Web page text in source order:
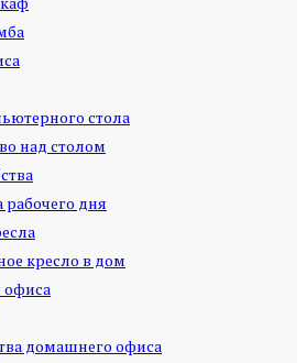
стола
над столом
дня
кресло в дом
домашнего офиса